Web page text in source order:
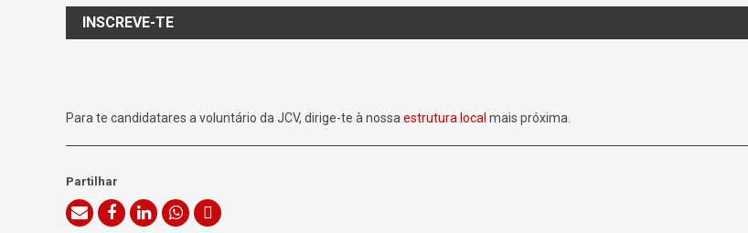
INSCREVE-TE
Para te candidatares a voluntário da JCV, dirige-te à nossa estrutura local mais próxima.
Partilhar